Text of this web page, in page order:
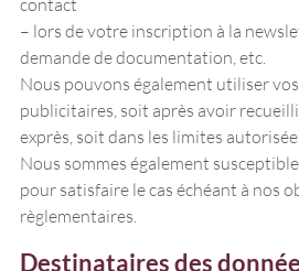
contact
– lors de votre inscription à la
demande de documentation, etc.
Nous pouvons également utiliser
publicitaires, soit après avoir
exprès, soit dans les limites
Nous sommes également
pour satisfaire le cas échéant à nos
règlementaires.
Destinataires des